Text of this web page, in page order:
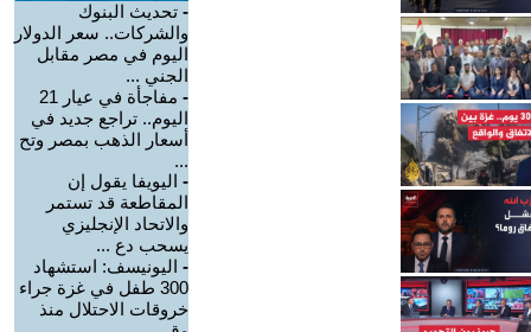
- تحديث البنوك
والشركات.. سعر الدولار
اليوم في مصر مقابل
الجني ...
-
مفاجأة في عيار 21
اليوم.. تراجع جديد في
أسعار الذهب بمصر وتح
...
- اليويفا يقول إن
المقاطعة قد تستمر
والاتحاد الإنجليزي
يسحب دع ...
- اليونيسف: استشهاد
300 طفل في غزة جراء
خروقات الاحتلال منذ